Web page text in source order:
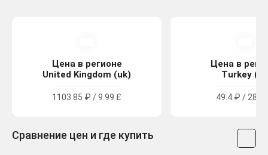
Цена в регионе
United Kingdom (uk)
1103.85 ₽ / 9.99 £
Цена в
Turkey
49.4 ₽ /
Сравнение цен и где купить